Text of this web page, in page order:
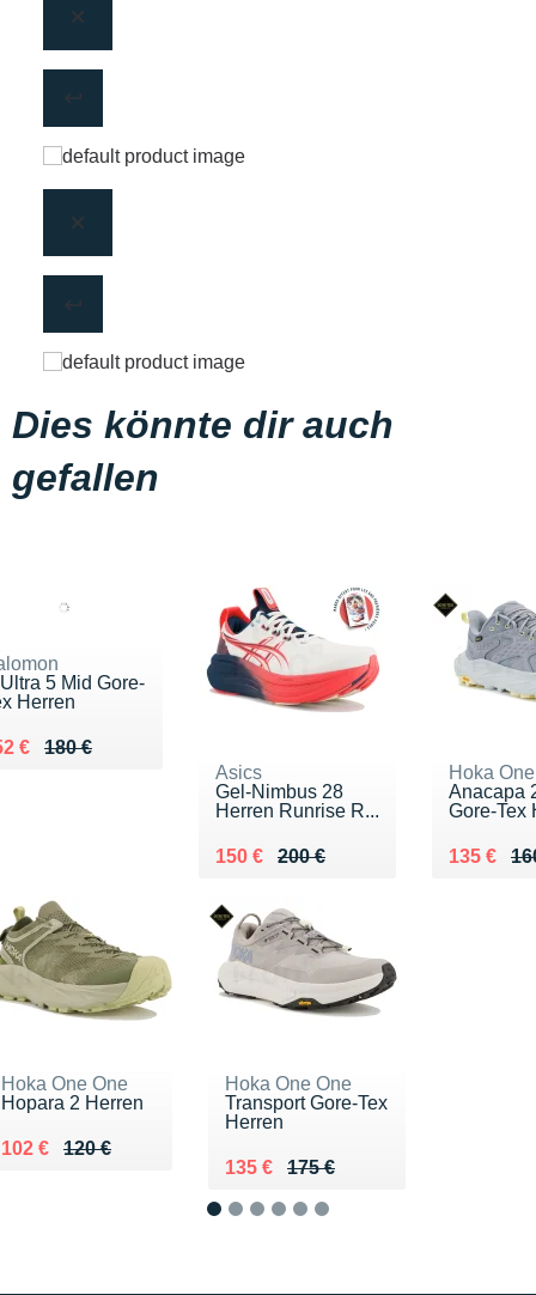
Dies könnte dir auch
gefallen
5 Mid Gore-
Herren
180 €
lieu de 180 €
€
152 €
Asics
Gel-Nimbus 28
Herren Runrise R...
200 €
Au lieu de 200 €
150 €
Vendu 150 €
Hoka
Anacapa
Gore-Tex
Au lieu
135 €
Vendu
Hoka One One
Hopara 2 Herren
120 €
Au lieu de 120 €
102 €
Vendu 102 €
Hoka One One
Transport Gore-Tex
Herren
175 €
Au lieu de 175 €
135 €
Vendu 135 €